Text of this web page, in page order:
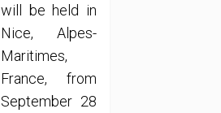
will be held in
Nice, Alpes-
Maritimes,
France, from
September 28